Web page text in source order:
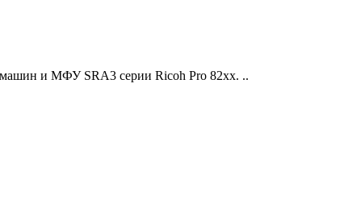
машин и МФУ SRA3 серии Ricoh Pro 82xx. ..